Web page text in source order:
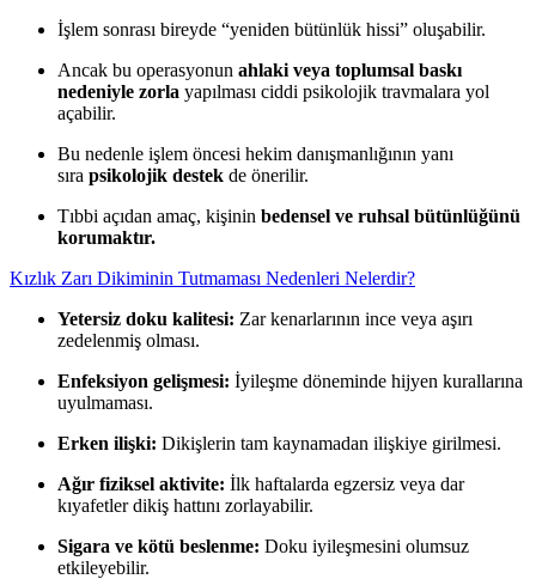
İşlem sonrası bireyde “yeniden bütünlük hissi” oluşabilir.
Ancak bu operasyonun ahlaki veya toplumsal baskı
nedeniyle zorla yapılması ciddi psikolojik travmalara yol
açabilir.
Bu nedenle işlem öncesi hekim danışmanlığının yanı
sıra psikolojik destek de önerilir.
Tıbbi açıdan amaç, kişinin bedensel ve ruhsal bütünlüğünü
korumaktır.
Kızlık Zarı Dikiminin Tutmaması Nedenleri Nelerdir?
Yetersiz doku kalitesi: Zar kenarlarının ince veya aşırı
zedelenmiş olması.
Enfeksiyon gelişmesi: İyileşme döneminde hijyen kurallarına
uyulmaması.
Erken ilişki: Dikişlerin tam kaynamadan ilişkiye girilmesi.
Ağır fiziksel aktivite: İlk haftalarda egzersiz veya dar
kıyafetler dikiş hattını zorlayabilir.
Sigara ve kötü beslenme: Doku iyileşmesini olumsuz
etkileyebilir.